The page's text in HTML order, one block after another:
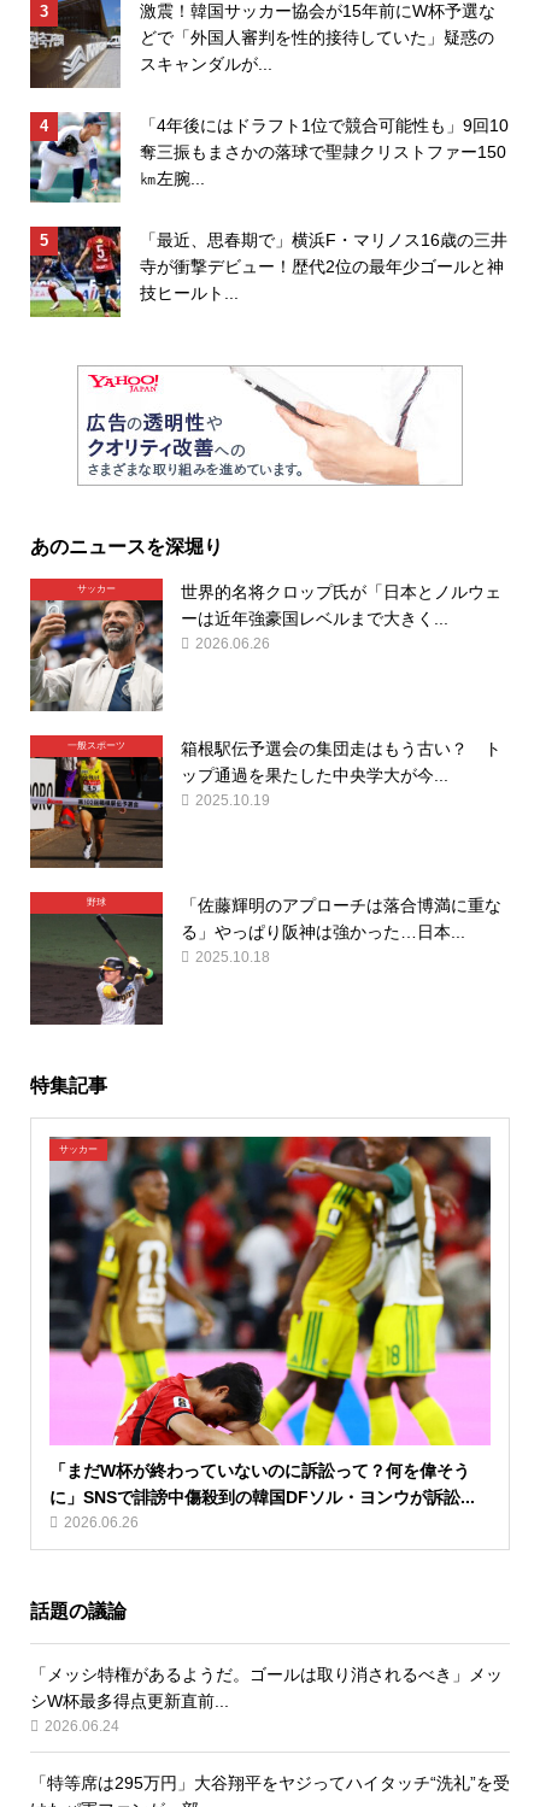
激震！韓国サッカー協会が15年前にW杯予選な
どで「外国人審判を性的接待していた」疑惑の
スキャンダルが...
「4年後にはドラフト1位で競合可能性も」9回10
奪三振もまさかの落球で聖隷クリストファー150
㎞左腕...
「最近、思春期で」横浜F・マリノス16歳の三井
寺が衝撃デビュー！歴代2位の最年少ゴールと神
技ヒールト...
あのニュースを深堀り
サッカー
世界的名将クロップ氏が「日本とノルウェ
ーは近年強豪国レベルまで大きく...
2026.06.26
一般スポーツ
箱根駅伝予選会の集団走はもう古い？ ト
ップ通過を果たした中央学大が今...
2025.10.19
野球
「佐藤輝明のアプローチは落合博満に重な
る」やっぱり阪神は強かった…日本...
2025.10.18
特集記事
サッカー
「まだW杯が終わっていないのに訴訟って？何を偉そう
に」SNSで誹謗中傷殺到の韓国DFソル・ヨンウが訴訟...
2026.06.26
話題の議論
「メッシ特権があるようだ。ゴールは取り消されるべき」メッ
シW杯最多得点更新直前...
2026.06.24
「特等席は295万円」大谷翔平をヤジってハイタッチ“洗礼”を受